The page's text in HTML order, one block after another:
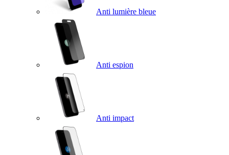
Anti lumière bleue
Anti espion
Anti impact